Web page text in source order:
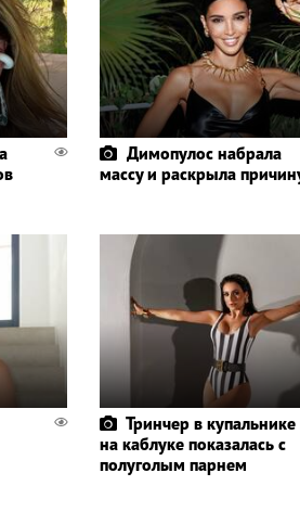
Димопулос набрала
массу и раскрыла
Тринчер в купальнике
на каблуке показалась с
полуголым парнем